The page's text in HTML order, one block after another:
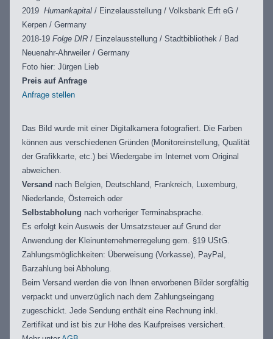
2019 Humankapital / Einzelausstellung / Volksbank Erft eG /
Kerpen / Germany
2018-19 Folge DIR / Einzelausstellung / Stadtbibliothek / Bad
Neuenahr-Ahrweiler / Germany
Foto hier: Jürgen Lieb
Preis auf Anfrage
Anfrage stellen
Das Bild wurde mit einer Digitalkamera fotografiert. Die Farben
können aus verschiedenen Gründen (Monitoreinstellung, Qualität
der Grafikkarte, etc.) bei Wiedergabe im Internet vom Original
abweichen.
Versand nach Belgien, Deutschland, Frankreich, Luxemburg,
Niederlande, Österreich oder
Selbstabholung nach vorheriger Terminabsprache.
Es erfolgt kein Ausweis der Umsatzsteuer auf Grund der
Anwendung der Kleinunternehmerregelung gem. §19 UStG.
Zahlungsmöglichkeiten: Überweisung (Vorkasse), PayPal,
Barzahlung bei Abholung.
Beim Versand werden die von Ihnen erworbenen Bilder sorgfältig
verpackt und unverzüglich nach dem Zahlungseingang
zugeschickt. Jede Sendung enthält eine Rechnung inkl.
Zertifikat und ist bis zur Höhe des Kaufpreises versichert.